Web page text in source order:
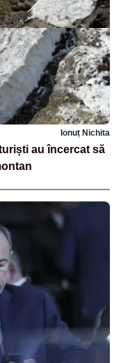
Ionuț Nichita
au încercat să